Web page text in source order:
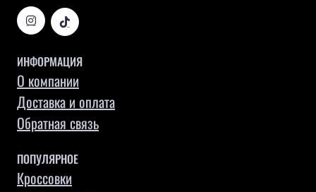
ИНФОРМАЦИЯ
О компании
Доставка и оплата
Обратная связь
ПОПУЛЯРНОЕ
Кроссовки